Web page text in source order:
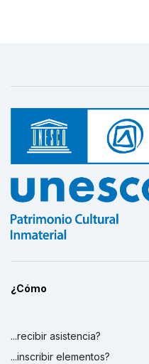
¿Cómo
...recibir asistencia?
...inscribir elementos?